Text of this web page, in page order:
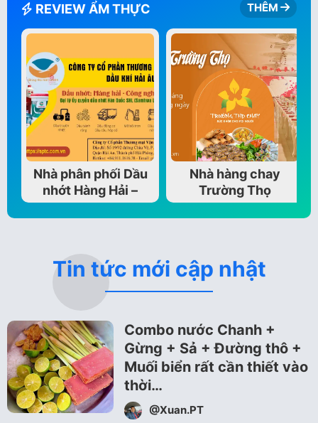
REVIEW ẨM THỰC THÊM
Nhà phân phối Dầu
nhớt Hàng Hải –
Công nghiệp – Vận…
Nhà hàng chay
Trường Thọ
Tin tức mới cập nhật
Combo nước Chanh +
Gừng + Sả + Đường thô +
Muối biển rất cần thiết vào
thời…
@Xuan.PT